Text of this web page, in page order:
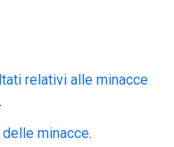
relativi alle minacce
.
minacce.